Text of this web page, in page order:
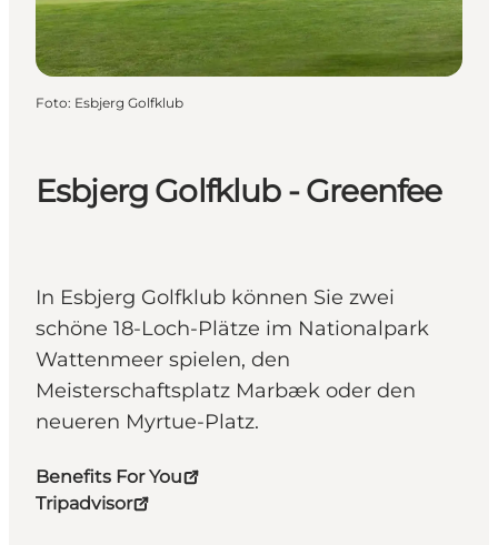
Esbjerg Golfklub - Greenfee
In Esbjerg Golfklub können Sie zwei
schöne 18-Loch-Plätze im Nationalpark
Wattenmeer spielen, den
Meisterschaftsplatz Marbæk oder den
neueren Myrtue-Platz.
Benefits For You
Tripadvisor
Foto: Esbjerg Golfklub